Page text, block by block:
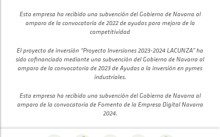
Esta empresa ha recibido una subvención del Gobierno de Navarra al
amparo de la convocatoria de 2022 de ayudas para mejora de la
competitividad
El proyecto de inversión “Proyecto Inversiones 2023-2024 LACUNZA” ha
sido cofinanciado mediante una subvención del Gobierno de Navarra al
amparo de la convocatoria de 2023 de Ayudas a la inversión en pymes
industriales.
Esta empresa ha recibido una subvención del Gobierno de Navarra al
amparo de la convocatoria de Fomento de la Empresa Digital Navarra
2024.